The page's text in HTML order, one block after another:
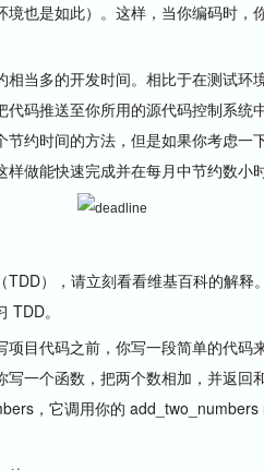
也是如此）。这样，当你编码时，
多的开发时间。相比于在测试环
码推送至你所用的源代码控制系统
约时间的方法，但是如果你考虑一
做能快速完成并在每月中节约数小时
），请立刻看看维基百科的解释
TDD。
目代码之前，你写一段简单的代码
一个函数，把两个数相加，并返回
，它调用你的 add_two_numbers